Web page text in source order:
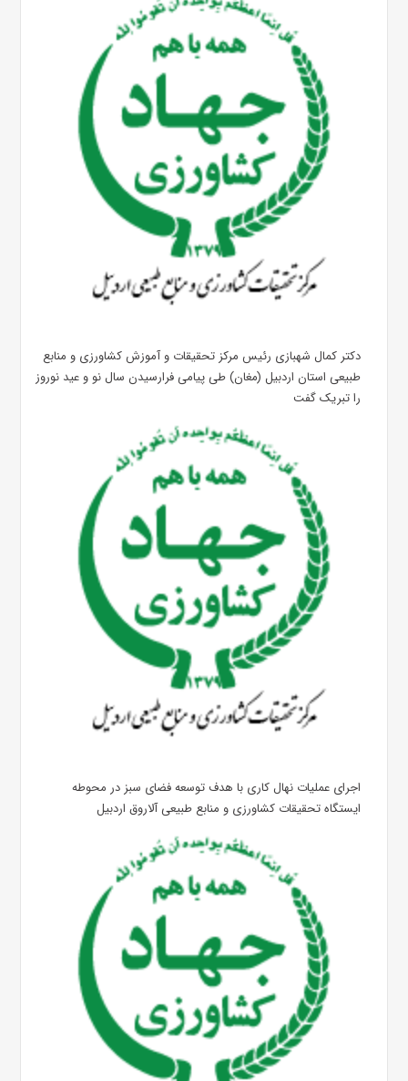
دکتر کمال شهبازی رئیس مرکز تحقیقات و آموزش کشاورزی و منابع
طبیعی استان اردبیل (مغان) طی پیامی فرارسیدن سال نو و عید نوروز
را تبریک گفت
اجرای عملیات نهال کاری با هدف توسعه فضای سبز در محوطه
ایستگاه تحقیقات کشاورزی و منابع طبیعی آلاروق اردبیل